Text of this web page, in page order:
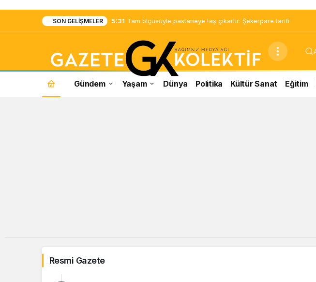
SON GELIŞMELER 5:31 Tam ölçüsüyle pastaneye taş çıkartır: Şekerpare tarifi
Resmi
Gündem Yaşam Dünya Politika Kültür Sanat Eğitim
Resmi Gazete